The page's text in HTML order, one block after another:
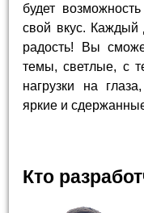
будет
свой вкус. Каждый
радость! Вы
темы, светлые, с
нагрузки на
яркие и
Кто